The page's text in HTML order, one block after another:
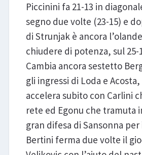
Piccinini fa 21-13 in
segno due volte (23-15) e
di Strunjak è ancora
chiudere di potenza, sul 25-
Cambia ancora sestetto
gli ingressi di Loda e
accelera subito con Carlini
rete ed Egonu che tramuta
gran difesa di Sansonna per
Bertini ferma due volte il